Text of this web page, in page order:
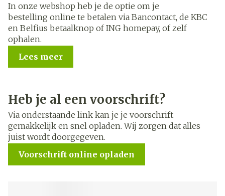
In onze webshop heb je de optie om je
bestelling online te betalen via Bancontact, de KBC
en Belfius betaalknop of ING homepay, of zelf
ophalen.
Lees meer
Heb je al een voorschrift?
Via onderstaande link kan je je voorschrift
gemakkelijk en snel opladen. Wij zorgen dat alles
juist wordt doorgegeven.
Voorschrift online opladen